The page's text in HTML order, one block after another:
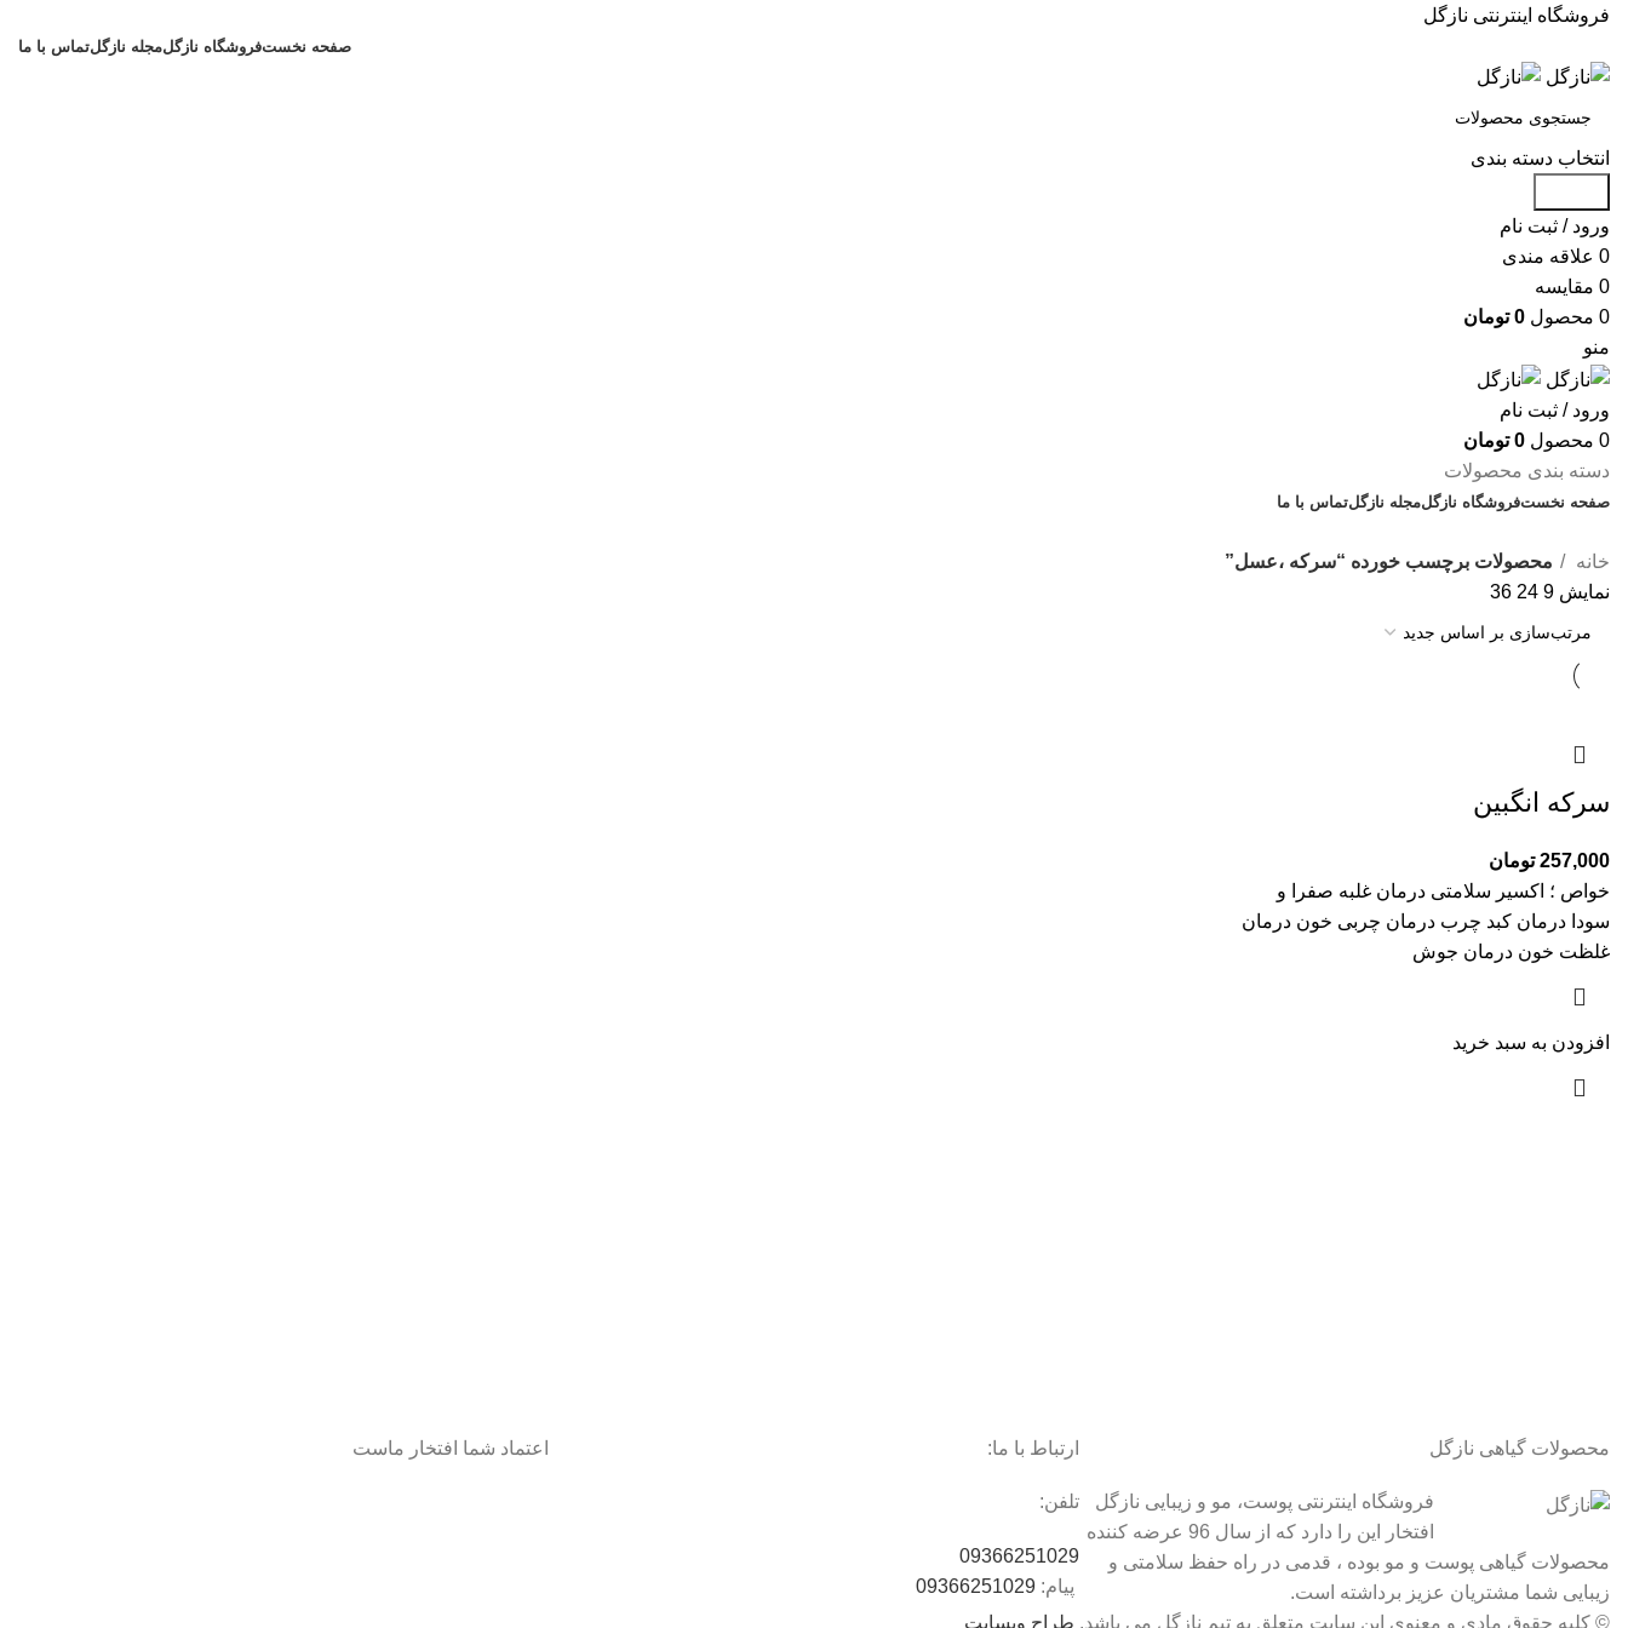
فروشگاه اینترنتی نازگل
صفحه نخستفروشگاه نازگلمجله نازگلتماس با ما
انتخاب دسته بندی
ورود / ثبت نام
0 علاقه مندی
0 مقایسه
0 محصول 0 تومان
منو
ورود / ثبت نام
0 محصول 0 تومان
دسته بندی محصولات
صفحه نخستفروشگاه نازگلمجله نازگلتماس با ما
خانه
محصولات برچسب خورده “سرکه ،عسل”
نمایش 9
24
36
سرکه انگبین
257,000 تومان
خواص ؛ اکسیر سلامتی درمان غلبه صفرا و
سودا درمان کبد چرب درمان چربی خون درمان
غلظت خون درمان جوش
افزودن به سبد خرید
محصولات گیاهی نازگل
فروشگاه اینترنتی پوست، مو و زیبایی نازگل
افتخار این را دارد که از سال 96 عرضه کننده
محصولات گیاهی پوست و مو بوده ، قدمی در راه حفظ سلامتی و
زیبایی شما مشتریان عزیز برداشته است.
ارتباط با ما:
تلفن:
09366251029
پیام: 09366251029
اعتماد شما افتخار ماست
© کلیه حقوق مادی و معنوی این سایت متعلق به تیم نازگل می باشد. طراح وبسایت